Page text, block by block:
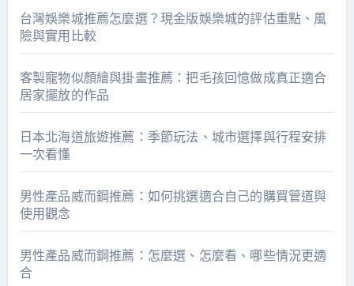
台灣娛樂城推薦怎麼選？現金版娛樂城的評估重點、風
險與實用比較
客製寵物似顏繪與掛畫推薦：把毛孩回憶做成真正適合
居家擺放的作品
日本北海道旅遊推薦：季節玩法、城市選擇與行程安排
一次看懂
男性產品威而鋼推薦：如何挑選適合自己的購買管道與
使用觀念
男性產品威而鋼推薦：怎麼選、怎麼看、哪些情況更適
合